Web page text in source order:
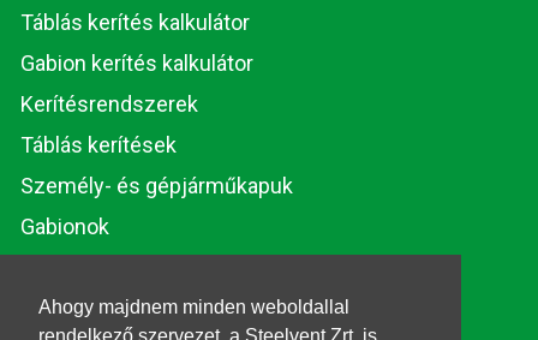
Ahogy majdnem minden weboldallal
Táblás kerítés kalkulátor
Gabion kerítés kalkulátor
Kerítésrendszerek
Táblás kerítések
Személy- és gépjárműkapuk
Gabionok